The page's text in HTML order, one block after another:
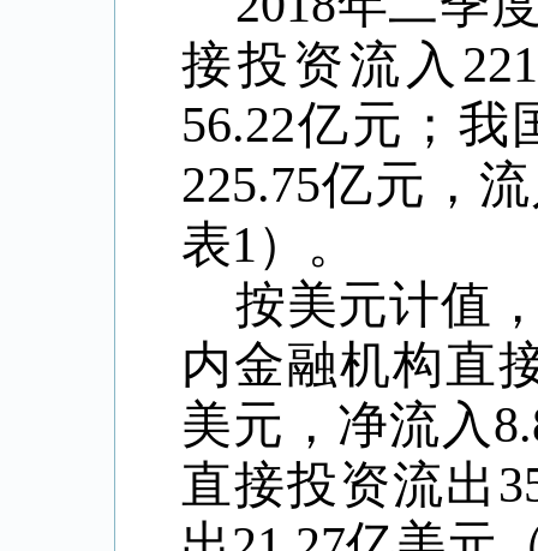
接投资流入
56.22亿元；
225.75亿元，
表1）。
按美元计值
内金融机构直
美元，净流入
直接投资流出